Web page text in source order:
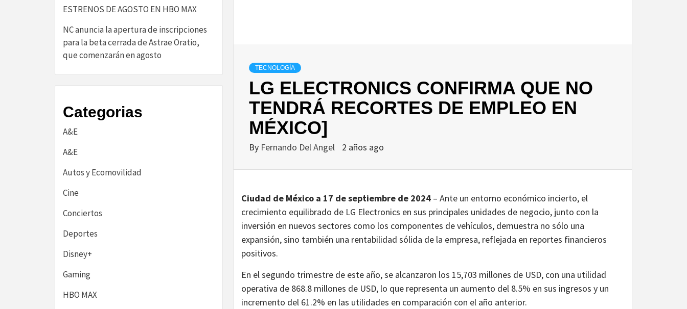
TECNOLOGÍA
LG ELECTRONICS CONFIRMA QUE NO
TENDRÁ RECORTES DE EMPLEO EN
MÉXICO]
By Fernando Del Angel 2 años ago
Ciudad de México a 17 de septiembre de 2024 – Ante un entorno económico incierto, el
crecimiento equilibrado de LG Electronics en sus principales unidades de negocio, junto con la
inversión en nuevos sectores como los componentes de vehículos, demuestra no sólo una
expansión, sino también una rentabilidad sólida de la empresa, reflejada en reportes financieros
positivos.
En el segundo trimestre de este año, se alcanzaron los 15,703 millones de USD, con una utilidad
operativa de 868.8 millones de USD, lo que representa un aumento del 8.5% en sus ingresos y un
incremento del 61.2% en las utilidades en comparación con el año anterior.
ESTRENOS DE AGOSTO EN HBO MAX
NC anuncia la apertura de inscripciones
para la beta cerrada de Astrae Oratio,
que comenzarán en agosto
Categorias
A&E
A&E
Autos y Ecomovilidad
Cine
Conciertos
Deportes
Disney+
Gaming
HBO MAX